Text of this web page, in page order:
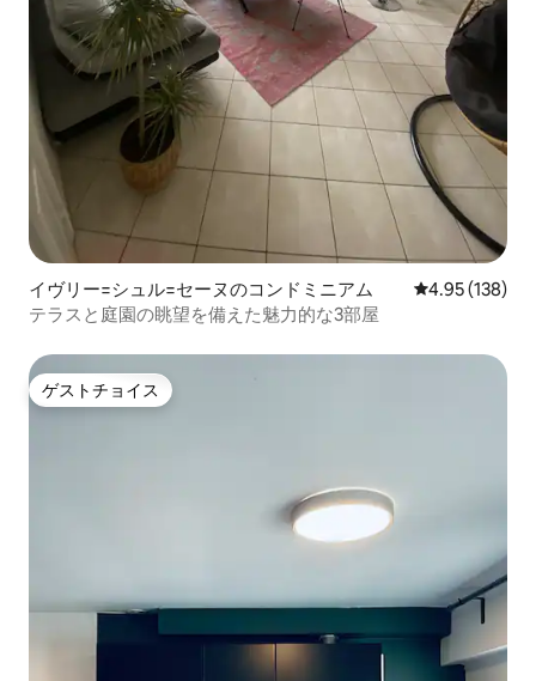
イヴリー=シュル=セーヌのコンドミニアム レビュー138
4.95 (138)
テラスと庭園の眺望を備えた魅力的な3部屋
ゲストチョイス
ゲストチョイス